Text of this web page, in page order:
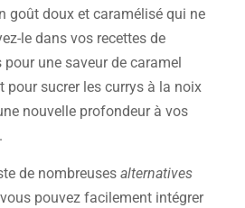
goût doux et caramélisé qui ne
le dans vos recettes de
une saveur de caramel
pour sucrer les currys à la noix
nouvelle profondeur à vos
de nombreuses alternatives
pouvez facilement intégrer